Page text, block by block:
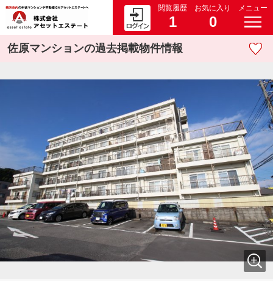
閲覧履歴
1
お気に入り
0
メニュー
佐原マンションの過去掲載物件情報